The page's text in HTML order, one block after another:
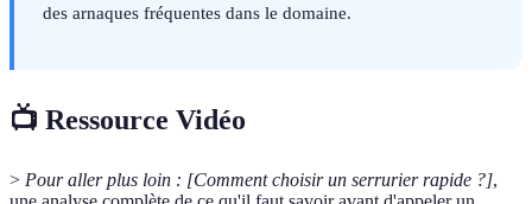
des arnaques fréquentes dans le domaine.
📺 Ressource Vidéo
> Pour aller plus loin : [Comment choisir un serrurier rapide ?],